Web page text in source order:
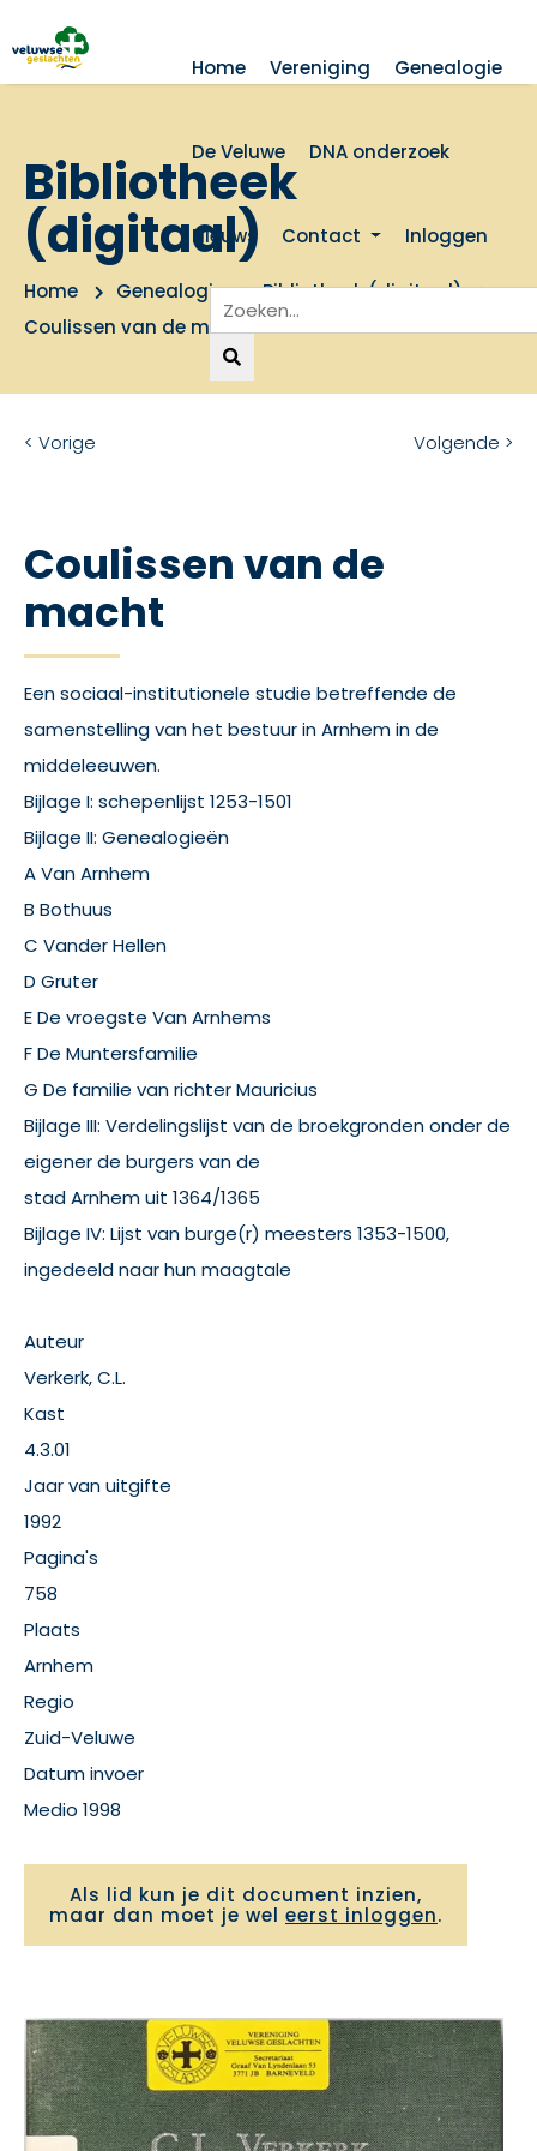
Home Vereniging Genealogie
De Veluwe DNA onderzoek
Nieuws Contact Inloggen
Bibliotheek
(digitaal)
Home Genealogie
Bibliotheek (digitaal)
Coulissen van de macht
< Vorige Volgende >
Coulissen van de
macht
Een sociaal-institutionele studie betreffende de
samenstelling van het bestuur in Arnhem in de
middeleeuwen.
Bijlage I: schepenlijst 1253-1501
Bijlage II: Genealogieën
A Van Arnhem
B Bothuus
C Vander Hellen
D Gruter
E De vroegste Van Arnhems
F De Muntersfamilie
G De familie van richter Mauricius
Bijlage III: Verdelingslijst van de broekgronden onder de
eigener de burgers van de
stad Arnhem uit 1364/1365
Bijlage IV: Lijst van burge(r) meesters 1353-1500,
ingedeeld naar hun maagtale
Auteur
Verkerk, C.L.
Kast
4.3.01
Jaar van uitgifte
1992
Pagina's
758
Plaats
Arnhem
Regio
Zuid-Veluwe
Datum invoer
Medio 1998
Als lid kun je dit document inzien,
maar dan moet je wel eerst inloggen.